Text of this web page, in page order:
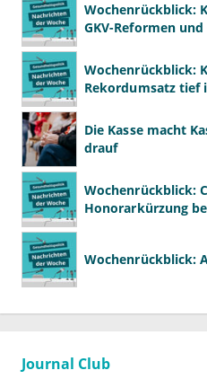
Wochenrückblick:
GKV-Reformen
Wochenrückblick:
Rekordumsatz tief
Die Kasse macht
drauf
Wochenrückblick:
Honorarkürzung
Wochenrückblick:
Journal Club